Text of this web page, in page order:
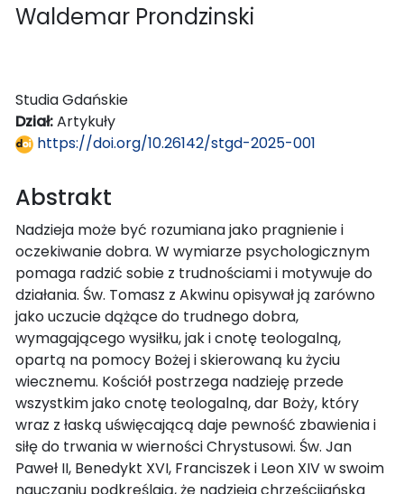
Waldemar Prondzinski
Studia Gdańskie
Dział:Artykuły
https://doi.org/10.26142/stgd-2025-001
Abstrakt
Nadzieja może być rozumiana jako pragnienie i
oczekiwanie dobra. W wymiarze psychologicznym
pomaga radzić sobie z trudnościami i motywuje do
działania. Św. Tomasz z Akwinu opisywał ją zarówno
jako uczucie dążące do trudnego dobra,
wymagającego wysiłku, jak i cnotę teologalną,
opartą na pomocy Bożej i skierowaną ku życiu
wiecznemu. Kościół postrzega nadzieję przede
wszystkim jako cnotę teologalną, dar Boży, który
wraz z łaską uświęcającą daje pewność zbawienia i
siłę do trwania w wierności Chrystusowi. Św. Jan
Paweł II, Benedykt XVI, Franciszek i Leon XIV w swoim